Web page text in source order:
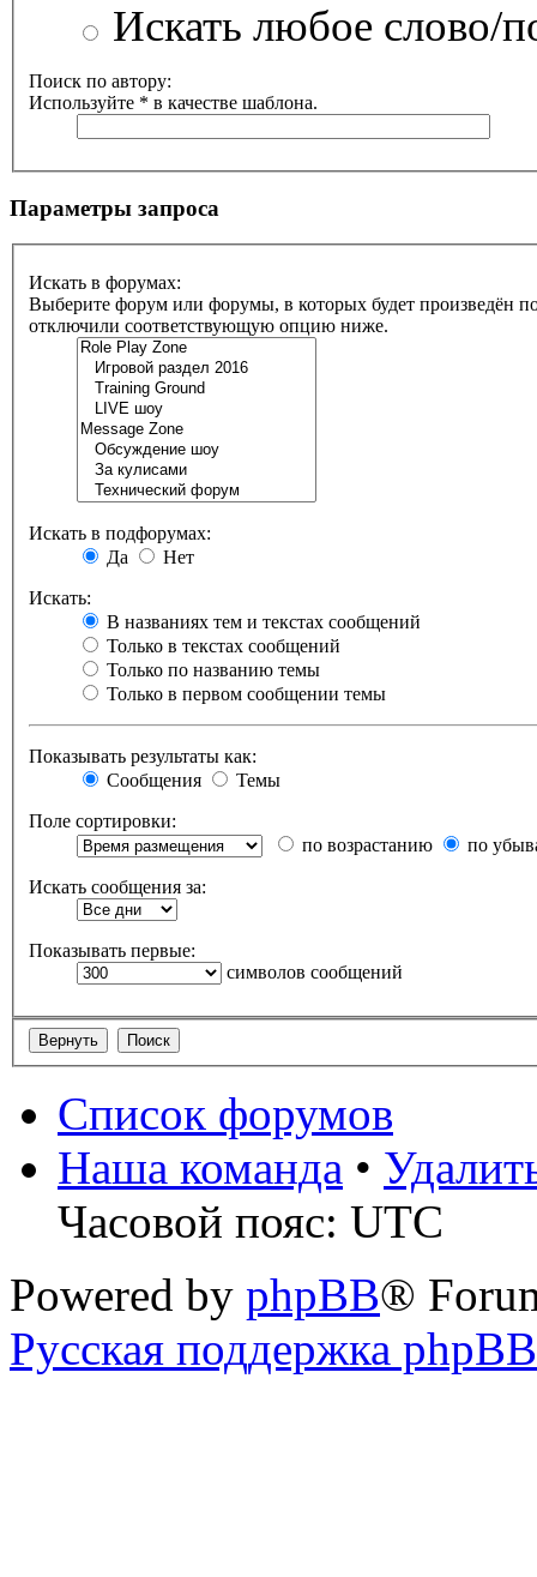
Искать любое слово/
Поиск по автору:
Используйте * в качестве шаблона.
Параметры запроса
Искать в форумах:
Выберите форум или форумы, в которых будет произведён
отключили соответствующую опцию ниже.
Искать в подфорумах:
Да
Нет
Искать:
В названиях тем и текстах сообщений
Только в текстах сообщений
Только по названию темы
Только в первом сообщении темы
Показывать результаты как:
Сообщения
Темы
Поле сортировки:
по возрастанию
по
Искать сообщения за:
Показывать первые:
символов сообщений
Список форумов
Наша команда •
Часовой пояс: UTC
Powered by phpBB®
Русская поддержка phpBB